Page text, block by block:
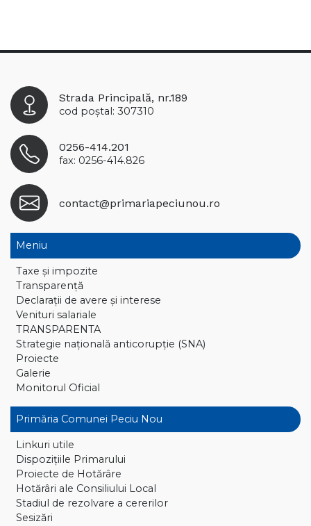
Strada Principală, nr.189
cod poștal: 307310
0256-414.201
fax: 0256-414.826
contact@primariapeciunou.ro
Meniu
Taxe și impozite
Transparență
Declaraţii de avere și interese
Venituri salariale
TRANSPARENTA
Strategie națională anticorupție (SNA)
Proiecte
Galerie
Monitorul Oficial
Primăria Comunei Peciu Nou
Linkuri utile
Dispoziţiile Primarului
Proiecte de Hotărâre
Hotărâri ale Consiliului Local
Stadiul de rezolvare a cererilor
Sesizări